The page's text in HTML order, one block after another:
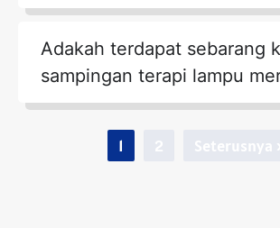
Adakah terdapat sebarang
sampingan terapi lampu
1 2 Seterusnya